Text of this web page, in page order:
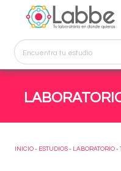
INICIO - ESTUDIOS - LABORATORIO -